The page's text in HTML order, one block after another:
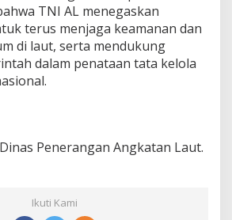
TNI AL menegaskan
terus menjaga keamanan dan
di laut, serta mendukung
dalam penataan tata kelola
Penerangan Angkatan Laut.
Ikuti Kami